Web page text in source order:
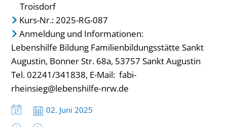
Troisdorf
Kurs-Nr.: 2025-RG-087
Anmeldung und Informationen:
Lebenshilfe Bildung Familienbildungsstätte Sankt
Augustin, Bonner Str. 68a, 53757 Sankt Augustin
Tel. 02241/341838, E-Mail: fabi-
rheinsieg@lebenshilfe-nrw.de
Datum:
02. Juni 2025